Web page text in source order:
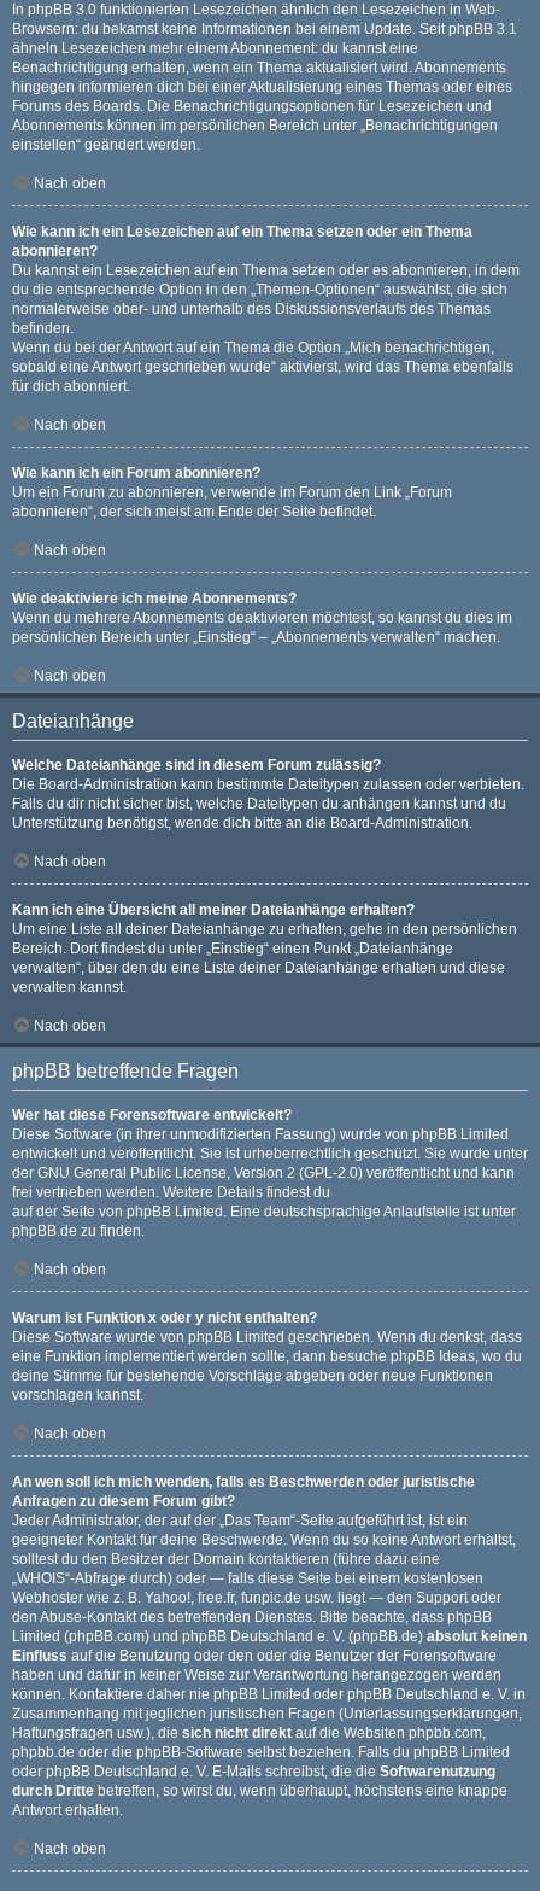
In phpBB 3.0 funktionierten Lesezeichen ähnlich den Lesezeichen in Web-
Browsern: du bekamst keine Informationen bei einem Update. Seit phpBB 3.1
ähneln Lesezeichen mehr einem Abonnement: du kannst eine
Benachrichtigung erhalten, wenn ein Thema aktualisiert wird. Abonnements
hingegen informieren dich bei einer Aktualisierung eines Themas oder eines
Forums des Boards. Die Benachrichtigungsoptionen für Lesezeichen und
Abonnements können im persönlichen Bereich unter „Benachrichtigungen
einstellen“ geändert werden.
Nach oben
Wie kann ich ein Lesezeichen auf ein Thema setzen oder ein Thema
abonnieren?
Du kannst ein Lesezeichen auf ein Thema setzen oder es abonnieren, in dem
du die entsprechende Option in den „Themen-Optionen“ auswählst, die sich
normalerweise ober- und unterhalb des Diskussionsverlaufs des Themas
befinden.
Wenn du bei der Antwort auf ein Thema die Option „Mich benachrichtigen,
sobald eine Antwort geschrieben wurde“ aktivierst, wird das Thema ebenfalls
für dich abonniert.
Nach oben
Wie kann ich ein Forum abonnieren?
Um ein Forum zu abonnieren, verwende im Forum den Link „Forum
abonnieren“, der sich meist am Ende der Seite befindet.
Nach oben
Wie deaktiviere ich meine Abonnements?
Wenn du mehrere Abonnements deaktivieren möchtest, so kannst du dies im
persönlichen Bereich unter „Einstieg“ – „Abonnements verwalten“ machen.
Nach oben
Dateianhänge
Welche Dateianhänge sind in diesem Forum zulässig?
Die Board-Administration kann bestimmte Dateitypen zulassen oder verbieten.
Falls du dir nicht sicher bist, welche Dateitypen du anhängen kannst und du
Unterstützung benötigst, wende dich bitte an die Board-Administration.
Nach oben
Kann ich eine Übersicht all meiner Dateianhänge erhalten?
Um eine Liste all deiner Dateianhänge zu erhalten, gehe in den persönlichen
Bereich. Dort findest du unter „Einstieg“ einen Punkt „Dateianhänge
verwalten“, über den du eine Liste deiner Dateianhänge erhalten und diese
verwalten kannst.
Nach oben
phpBB betreffende Fragen
Wer hat diese Forensoftware entwickelt?
Diese Software (in ihrer unmodifizierten Fassung) wurde von phpBB Limited
entwickelt und veröffentlicht. Sie ist urheberrechtlich geschützt. Sie wurde unter
der GNU General Public License, Version 2 (GPL-2.0) veröffentlicht und kann
frei vertrieben werden. Weitere Details findest du
auf der Seite von phpBB Limited . Eine deutschsprachige Anlaufstelle ist unter
phpBB.de zu finden.
Nach oben
Warum ist Funktion x oder y nicht enthalten?
Diese Software wurde von phpBB Limited geschrieben. Wenn du denkst, dass
eine Funktion implementiert werden sollte, dann besuche phpBB Ideas, wo du
deine Stimme für bestehende Vorschläge abgeben oder neue Funktionen
vorschlagen kannst.
Nach oben
An wen soll ich mich wenden, falls es Beschwerden oder juristische
Anfragen zu diesem Forum gibt?
Jeder Administrator, der auf der „Das Team“-Seite aufgeführt ist, ist ein
geeigneter Kontakt für deine Beschwerde. Wenn du so keine Antwort erhältst,
solltest du den Besitzer der Domain kontaktieren (führe dazu eine
„WHOIS“-Abfrage durch) oder — falls diese Seite bei einem kostenlosen
Webhoster wie z. B. Yahoo!, free.fr, funpic.de usw. liegt — den Support oder
den Abuse-Kontakt des betreffenden Dienstes. Bitte beachte, dass phpBB
Limited (phpBB.com) und phpBB Deutschland e. V. (phpBB.de) absolut keinen
Einfluss auf die Benutzung oder den oder die Benutzer der Forensoftware
haben und dafür in keiner Weise zur Verantwortung herangezogen werden
können. Kontaktiere daher nie phpBB Limited oder phpBB Deutschland e. V. in
Zusammenhang mit jeglichen juristischen Fragen (Unterlassungserklärungen,
Haftungsfragen usw.), die sich nicht direkt auf die Websiten phpbb.com,
phpbb.de oder die phpBB-Software selbst beziehen. Falls du phpBB Limited
oder phpBB Deutschland e. V. E-Mails schreibst, die die Softwarenutzung
durch Dritte betreffen, so wirst du, wenn überhaupt, höchstens eine knappe
Antwort erhalten.
Nach oben